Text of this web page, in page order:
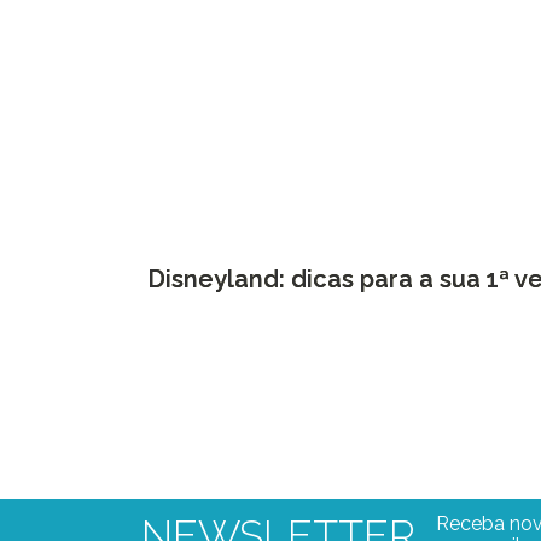
Disneyland: dicas para a sua 1ª
Receba